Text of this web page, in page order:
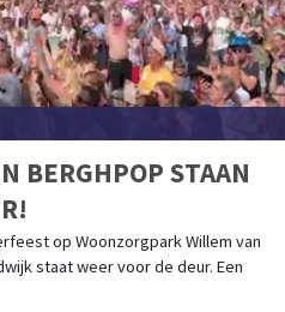
BERGHPOP STAAN
op Woonzorgpark Willem van
staat weer voor de deur. Een